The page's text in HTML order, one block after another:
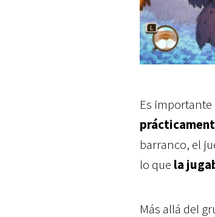
Es
barranco, el
lo que la
Más allá del